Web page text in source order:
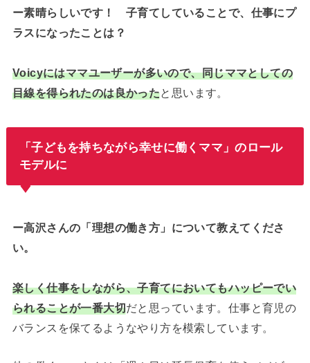
ー素晴らしいです！ 子育てしていることで、仕事にプ
ラスになったことは？
Voicyにはママユーザーが多いので、同じママとしての
目線を得られたのは良かったと思います。
「子どもを持ちながら幸せに働くママ」のロール
モデルに
ー高沢さんの「理想の働き方」について教えてくださ
い。
楽しく仕事をしながら、子育てにおいてもハッピーでい
られることが一番大切だと思っています。仕事と育児の
バランスを保てるようなやり方を模索しています。